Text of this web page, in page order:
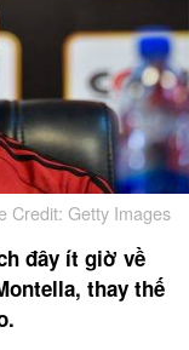
Credit: Getty Images
đây ít giờ về
thay thế
.